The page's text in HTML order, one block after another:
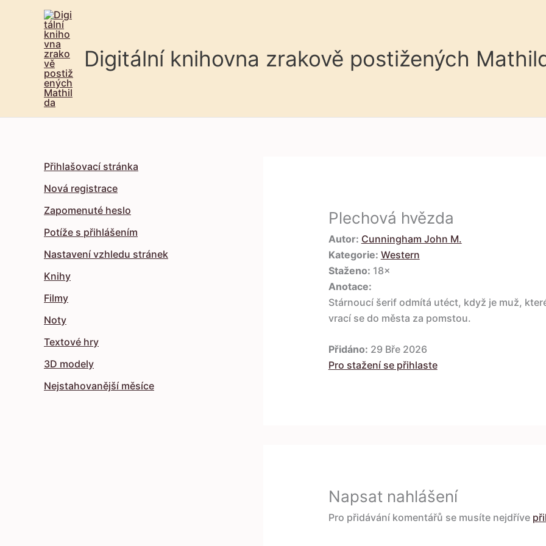
Digitální knihovna zrakově postižených
Přihlašovací stránka
Nová registrace
Zapomenuté heslo
Potíže s přihlášením
Nastavení vzhledu stránek
Knihy
Filmy
Noty
Textové hry
3D modely
Nejstahovanější měsíce
Plechová hvězda
Autor: Cunningham John M.
Kategorie: Western
Staženo: 18×
Anotace:
Stárnoucí šerif odmítá utéct, když je muž,
vrací se do města za pomstou.
Přidáno: 29 Bře 2026
Pro stažení se přihlaste
Napsat nahlášení
Pro přidávání komentářů se musíte nejdříve